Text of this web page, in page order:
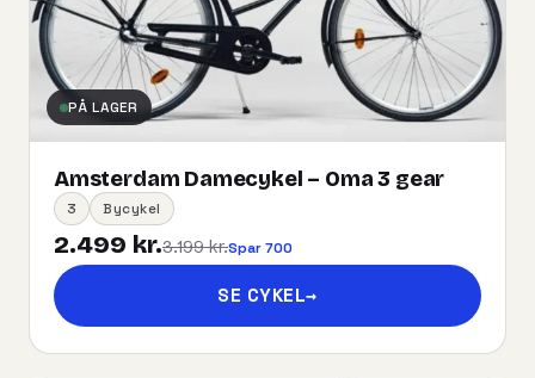
PÅ LAGER
Amsterdam Damecykel – Oma 3 gear
3 Bycykel
2.499 kr.3.199 kr.Spar 700
SE CYKEL→